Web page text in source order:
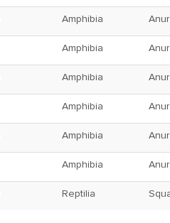
Amphibia
Amphibia
Amphibia
Amphibia
Amphibia
Amphibia
Reptilia